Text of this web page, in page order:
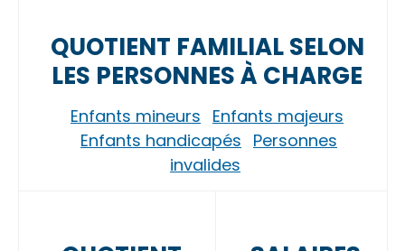
QUOTIENT FAMILIAL SELON
LES PERSONNES À CHARGE
Enfants mineurs Enfants majeurs
Enfants handicapés Personnes
invalides